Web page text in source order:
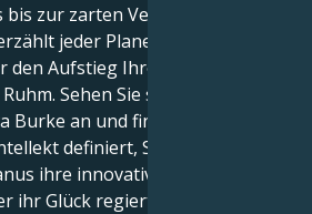
zur zarten Venus – in diesem
jeder Planet seinen Teil
den Aufstieg Ihres
Sehen Sie sich das Astro-
an und finden Sie heraus,
definiert, Saturn ihre
ihre innovativen Ideen
ihr Glück regiert.